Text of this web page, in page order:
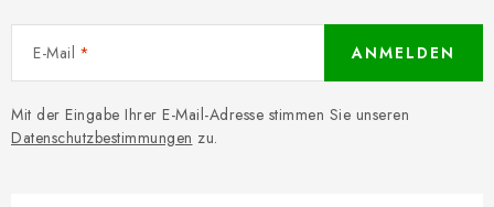
E-Mail
Mit der Eingabe Ihrer E-Mail-Adresse stimmen Sie unseren
Datenschutzbestimmungen zu.
ANMELDEN